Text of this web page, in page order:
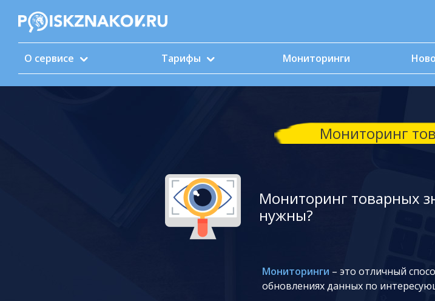
О сервисе Тарифы Мониторинги
Мониторинг
Мониторинг товарных
нужны?
Мониторинги – это отличный
обновлениях данных по